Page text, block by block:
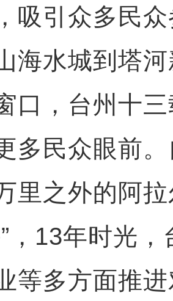
吸引众多民
水城到塔河
口，台州十
多民众眼前
里之外的阿
，13年时光
等多方面推